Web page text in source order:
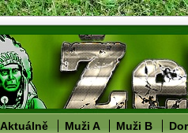
Aktuálně Muži A Muži B